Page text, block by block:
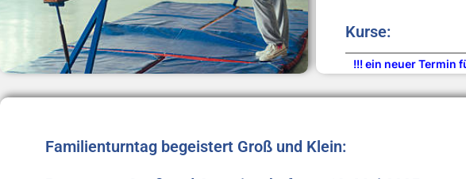
Kurse:
!!! ein neuer Termin
Familienturntag begeistert Groß und Klein: